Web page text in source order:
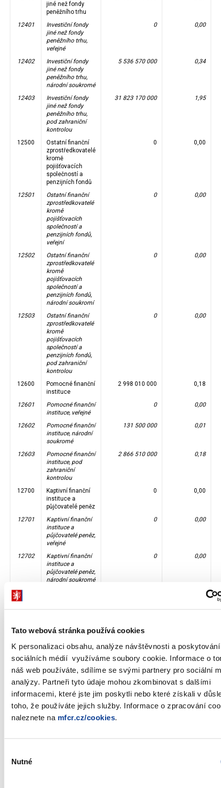
Tato webová stránka používá cookies
K personalizaci obsahu, analýze návštěvnosti a
sociálních médií využíváme soubory cookie. Informace o
náš web používáte, sdílíme se svými partnery pro sociální
analýzy. Partneři tyto údaje mohou zkombinovat s dalšími
informacemi, které jste jim poskytli nebo které získali v
toho, že používáte jejich služby. Informace o zpracování
naleznete na mfcr.cz/cookies
souhlasu
Nutné
jiné než fondy
peněžního trhu
12401
Investiční fondy
jiné než fondy
peněžního trhu,
veřejné
0 0,00
12402
Investiční fondy
jiné než fondy
peněžního trhu,
národní soukromé
5 536 570 000 0,34
12403
Investiční fondy
jiné než fondy
peněžního trhu,
pod zahraniční
kontrolou
31 823 170 000 1,95
12500
Ostatní finanční
zprostředkovatelé
kromě
pojišťovacích
společností a
penzijních fondů
0 0,00
12501
Ostatní finanční
zprostředkovatelé
kromě
pojišťovacích
společností a
penzijních fondů,
veřejní
0 0,00
12502
Ostatní finanční
zprostředkovatelé
kromě
pojišťovacích
společností a
penzijních fondů,
národní soukromí
0 0,00
12503
Ostatní finanční
zprostředkovatelé
kromě
pojišťovacích
společností a
penzijních fondů,
pod zahraniční
kontrolou
0 0,00
12600
Pomocné finanční
instituce
2 998 010 000 0,18
12601
Pomocné finanční
instituce, veřejné
0 0,00
12602
Pomocné finanční
instituce, národní
soukromé
131 500 000 0,01
12603
Pomocné finanční
instituce, pod
zahraniční
kontrolou
2 866 510 000 0,18
12700
Kaptivní finanční
instituce a
půjčovatelé peněz
0 0,00
12701
Kaptivní finanční
instituce a
půjčovatelé peněz,
veřejné
0 0,00
12702
Kaptivní finanční
instituce a
půjčovatelé peněz,
národní soukromé
0 0,00
12703
společnosti
12801
Pojišťovací
společnosti,
veřejné
75 200 000 0,00
12802
Pojišťovací
společnosti,
národní soukromé
1 198 640 000 0,07
12803
Pojišťovací
126 495 070 000
12901